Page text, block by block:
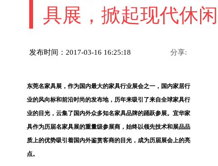
具展，掀起现代休
发布时间：2017-03-16 16:25:18 分享:
东莞名家具展，作为国内最大的家具行业展会之一，国内家居行
业的风向标和前沿时尚的发布地，历年来吸引了来自全球家具行
业的目光，云集了国内外众多知名家具品牌的踊跃参展。宜华家
具作为历届名家具展的重量级参展商，始终以领先技术和展品品
质上的优势吸引着国内外鉴赏客商的目光，成为历届展会上的亮
点。